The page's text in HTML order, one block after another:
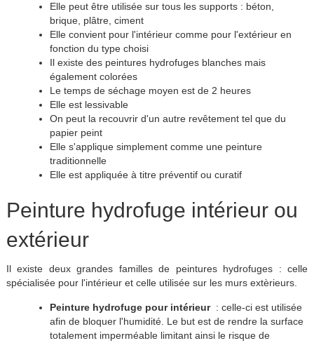
Elle peut être utilisée sur tous les supports : béton,
brique, plâtre, ciment
Elle convient pour l'intérieur comme pour l'extérieur en
fonction du type choisi
Il existe des peintures hydrofuges blanches mais
également colorées
Le temps de séchage moyen est de 2 heures
Elle est lessivable
On peut la recouvrir d'un autre revêtement tel que du
papier peint
Elle s'applique simplement comme une peinture
traditionnelle
Elle est appliquée à titre préventif ou curatif
Peinture hydrofuge intérieur ou
extérieur
Il existe deux grandes familles de peintures hydrofuges : celle
spécialisée pour l'intérieur et celle utilisée sur les murs extèrieurs.
Peinture hydrofuge pour intérieur : celle-ci est utilisée
afin de bloquer l'humidité. Le but est de rendre la surface
totalement imperméable limitant ainsi le risque de